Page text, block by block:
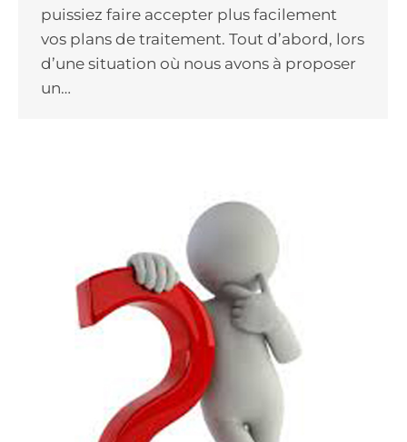
puissiez faire accepter plus facilement
vos plans de traitement. Tout d’abord, lors
d’une situation où nous avons à proposer
un…